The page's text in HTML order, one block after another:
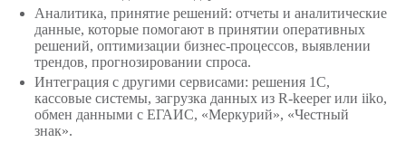
Аналитика, принятие решений: отчеты и аналитические
данные, которые помогают в принятии оперативных
решений, оптимизации бизнес-процессов, выявлении
трендов, прогнозировании спроса.
Интеграция с другими сервисами: решения 1C,
кассовые системы, загрузка данных из R-keeper или iiko,
обмен данными с ЕГАИС, «Меркурий», «Честный
знак».